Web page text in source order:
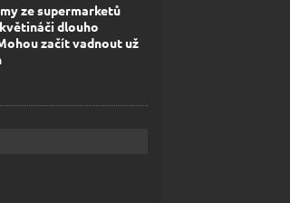
ze supermarketů
dlouho
začít vadnout už